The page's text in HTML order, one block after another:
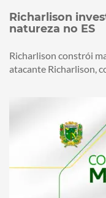
Richarlison
natureza no ES
Richarlison constrói
atacante Richarlison,